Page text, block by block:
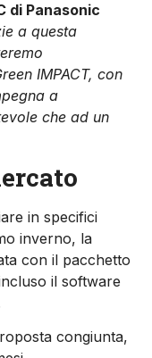
di Panasonic
a questa
IMPACT, con
a
che ad un
in specifici
inverno, la
con il pacchetto
il software
congiunta,